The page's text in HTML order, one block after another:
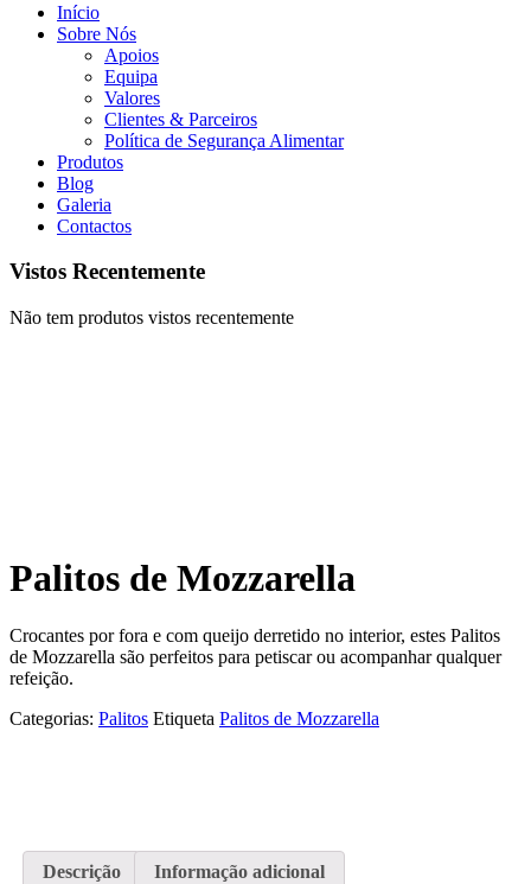
Início
Sobre Nós
Apoios
Equipa
Valores
Clientes & Parceiros
Política de Segurança Alimentar
Produtos
Blog
Galeria
Contactos
Vistos Recentemente
Não tem produtos vistos recentemente
Palitos de Mozzarella
Crocantes por fora e com queijo derretido no interior, estes Palitos
de Mozzarella são perfeitos para petiscar ou acompanhar qualquer
refeição.
Categorias: Palitos Etiqueta Palitos de Mozzarella
Descrição Informação adicional